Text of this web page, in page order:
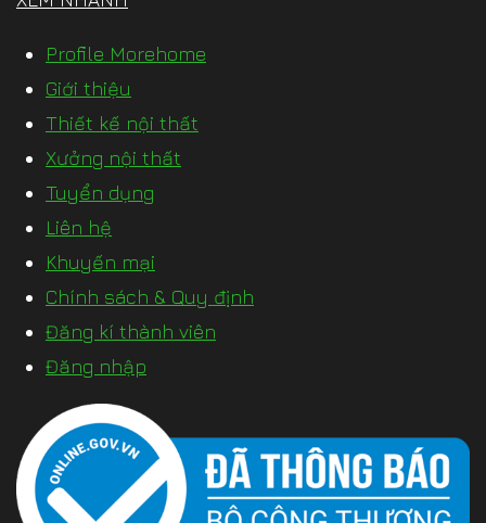
Profile Morehome
Giới thiệu
Thiết kế nội thất
Xưởng nội thất
Tuyển dụng
Liên hệ
Khuyến mại
Chính sách & Quy định
Đăng kí thành viên
Đăng nhập